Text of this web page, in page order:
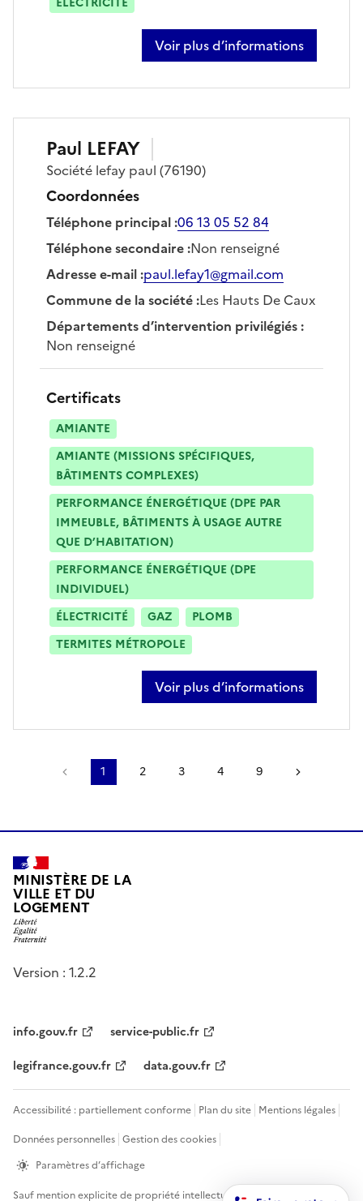
Voir plus d’informations
sur aline lavice
Paul LEFAY
Société lefay paul (76190)
Coordonnées
Téléphone principal:06 13 05 52 84
Téléphone secondaire:Non renseigné
Adresse e-mail:paul.lefay1@gmail.com
Commune de la société:Les Hauts De Caux
Départements d’intervention privilégiés:
Non renseigné
Certificats
AMIANTE
AMIANTE (MISSIONS SPÉCIFIQUES,
BÂTIMENTS COMPLEXES)
PERFORMANCE ÉNERGÉTIQUE (DPE PAR
IMMEUBLE, BÂTIMENTS À USAGE AUTRE
QUE D’HABITATION)
PERFORMANCE ÉNERGÉTIQUE (DPE
INDIVIDUEL)
ÉLECTRICITÉ
GAZ
PLOMB
TERMITES MÉTROPOLE
Voir plus d’informations
sur paul lefay
Page précédente
1 2 3 4 9
MINISTÈRE DE LA
VILLE ET DU
LOGEMENT
Version : 1.2.2
info.gouv.fr
service-public.fr
legifrance.gouv.fr
data.gouv.fr
Accessibilité : partiellement conforme Plan du site Mentions légales
Données personnelles Gestion des cookies
Paramètres d’affichage
Sauf mention explicite de propriété intellectuelle détenue par des tiers,